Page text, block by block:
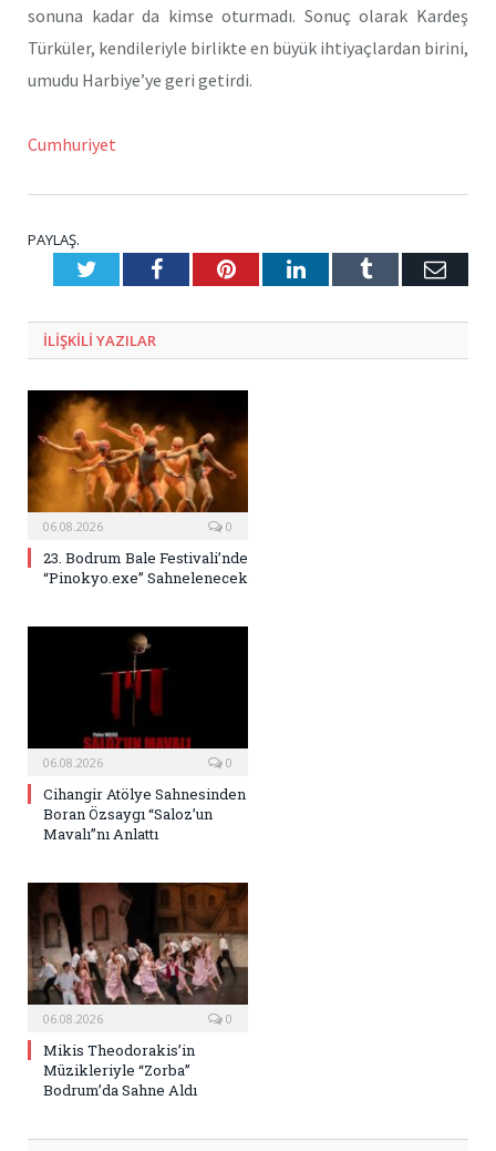
sonuna kadar da kimse oturmadı. Sonuç olarak Kardeş
Türküler, kendileriyle birlikte en büyük ihtiyaçlardan birini,
umudu Harbiye’ye geri getirdi.
Cumhuriyet
PAYLAŞ.
TwitterFacebookPinterestLinkedInTumblr E-
ILIŞKILI YAZILAR
06.08.2026 0
23. Bodrum Bale Festivali’nde
“Pinokyo.exe” Sahnelenecek
06.08.2026 0
Cihangir Atölye Sahnesinden
Boran Özsaygı “Saloz’un
Mavalı”nı Anlattı
06.08.2026 0
Mikis Theodorakis’in
Müzikleriyle “Zorba”
Bodrum’da Sahne Aldı